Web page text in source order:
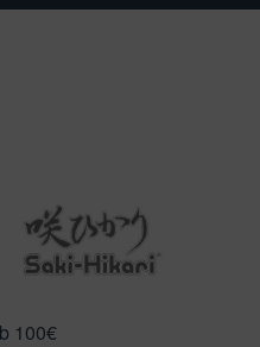
100€